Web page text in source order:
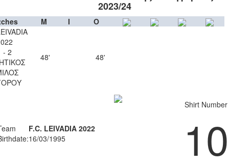
2023/24
M I
O
- 2
48' 48'
F.C. LEIVADIA 2022
16/03/1995
Shirt Number
10